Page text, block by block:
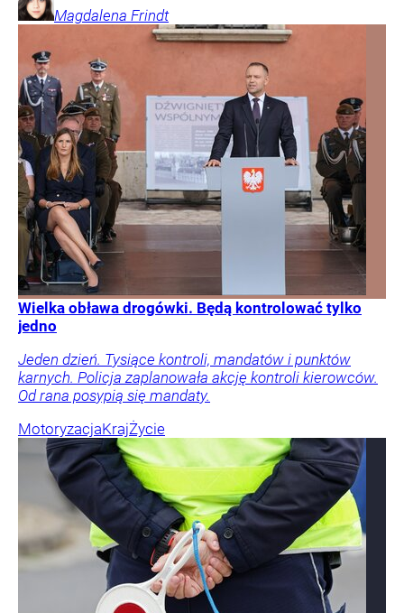
Magdalena Frindt
Wielka obława drogówki. Będą kontrolować tylko
jedno
Jeden dzień. Tysiące kontroli, mandatów i punktów
karnych. Policja zaplanowała akcję kontroli kierowców.
Od rana posypią się mandaty.
MotoryzacjaKrajŻycie